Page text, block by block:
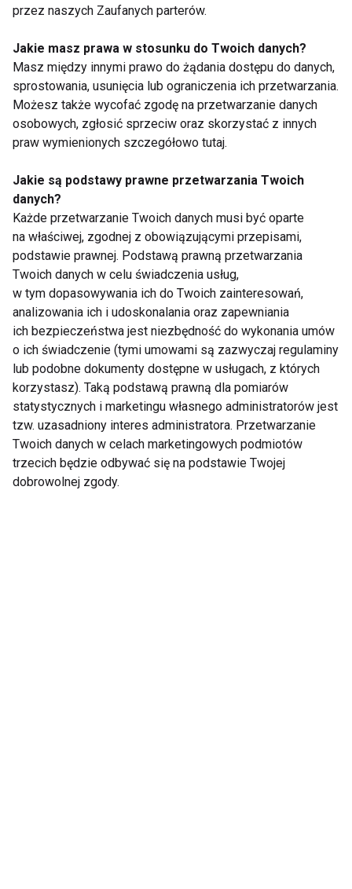
Anja Rubik mówi NIE
mięsu
Seksowna Joanna
Krupa
Za gruba na koronę
Miss Meksyku
Anja Rubik top
modelka fit gwiazdą
Nie przegap nowości ze
świata FIT!
Zapisz się do naszego newslettera
przez naszych Zaufanych parterów.
Jakie masz prawa w stosunku do Twoich danych?
Masz między innymi prawo do żądania dostępu do danych,
sprostowania, usunięcia lub ograniczenia ich przetwarzania.
Możesz także wycofać zgodę na przetwarzanie danych
osobowych, zgłosić sprzeciw oraz skorzystać z innych
praw wymienionych szczegółowo tutaj.
Jakie są podstawy prawne przetwarzania Twoich
danych?
Każde przetwarzanie Twoich danych musi być oparte
na właściwej, zgodnej z obowiązującymi przepisami,
podstawie prawnej. Podstawą prawną przetwarzania
Twoich danych w celu świadczenia usług,
w tym dopasowywania ich do Twoich zainteresowań,
analizowania ich i udoskonalania oraz zapewniania
ich bezpieczeństwa jest niezbędność do wykonania umów
o ich świadczenie (tymi umowami są zazwyczaj regulaminy
lub podobne dokumenty dostępne w usługach, z których
korzystasz). Taką podstawą prawną dla pomiarów
statystycznych i marketingu własnego administratorów jest
tzw. uzasadniony interes administratora. Przetwarzanie
Twoich danych w celach marketingowych podmiotów
trzecich będzie odbywać się na podstawie Twojej
dobrowolnej zgody.